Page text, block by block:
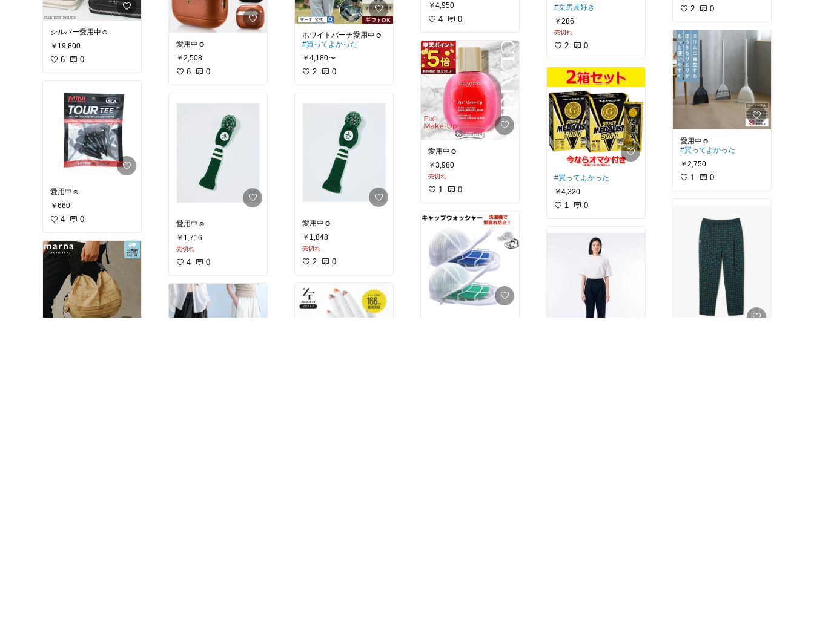
シルバー愛用中☺︎
￥19,800
6 0
愛用中☺︎
￥660
4 0
愛用中☺︎
￥2,508
6 0
愛用中☺︎
￥1,716
売切れ
4 0
#買ってよかった
￥4,180〜
2 0
愛用中☺︎
￥1,848
売切れ
2 0
￥4,950
4 0
愛用中☺︎
￥3,980
売切れ
1 0
#文房具好き
￥286
売切れ
2 0
#買ってよかった
￥4,320
1 0
2 0
#買ってよかった
￥2,750
1 0